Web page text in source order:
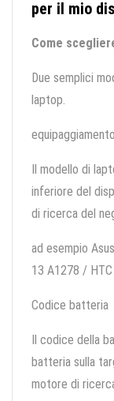
per il mio
Come
Due semplici
laptop.
Il modello di
inferiore del
di ricerca del
ad esempio
13 A1278 /
Codice batteria
Il codice della
batteria sulla
motore di